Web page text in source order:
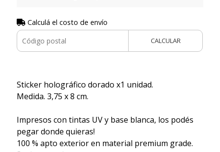
Calculá el costo de envío
CALCULAR
Sticker holográfico dorado x1 unidad.
Medida. 3,75 x 8 cm.
Impresos con tintas UV y base blanca, los podés
pegar donde quieras!
100 % apto exterior en material premium grade.